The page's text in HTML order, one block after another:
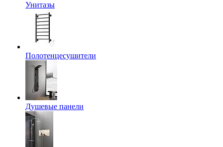
Унитазы
Полотенцесушители
Душевые панели